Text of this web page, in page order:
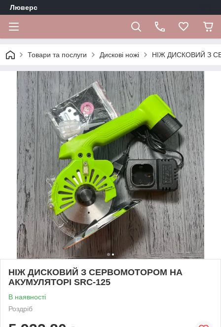
Люверс
Товари та послуги Дискові ножі НІЖ ДИСКОВИЙ З
НІЖ ДИСКОВИЙ З СЕРВОМОТОРОМ НА
АКУМУЛЯТОРІ SRC-125
В наявності
Роздріб